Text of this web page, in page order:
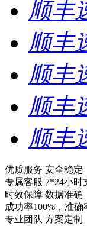
顺丰
顺丰
顺丰
顺丰
顺丰
优质服务 安全稳定
专属客服 7*24小时
时效保障 数据准确
成功率100%，准确
专业团队 方案定制